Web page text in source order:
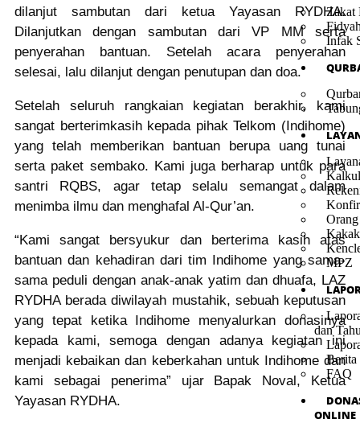
Zakat
Infak
MPZ
dan
Berita
FAQ
ONLINE
dilanjut sambutan dari ketua Yayasan RYDHA.
Dilanjutkan dengan sambutan dari VP MM serta
penyerahan bantuan. Setelah acara penyerahan
selesai, lalu dilanjut dengan penutupan dan doa.
Setelah seluruh rangkaian kegiatan berakhir, kami
sangat berterimkasih kepada pihak Telkom (Indihome)
yang telah memberikan bantuan berupa uang tunai
serta paket sembako. Kami juga berharap untuk para
santri RQBS, agar tetap selalu semangat dalam
menimba ilmu dan menghafal Al-Qur’an.
“Kami sangat bersyukur dan berterima kasih atas
bantuan dan kehadiran dari tim Indihome yang sama-
sama peduli dengan anak-anak yatim dan dhuafa, LAZ
RYDHA berada diwilayah mustahik, sebuah keputusan
yang tepat ketika Indihome menyalurkan donasinya
kepada kami, semoga dengan adanya kegiatan ini
menjadi kebaikan dan keberkahan untuk Indihome dan
kami sebagai penerima” ujar Bapak Noval, Ketua
Yayasan RYDHA.